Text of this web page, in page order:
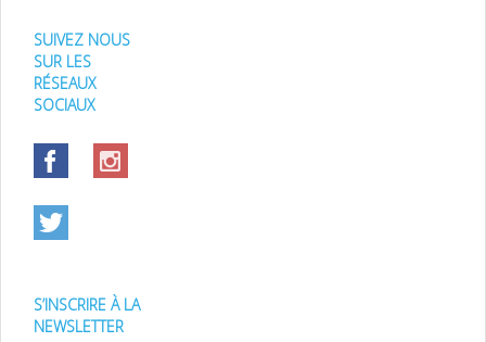
SUIVEZ NOUS
SUR LES
RÉSEAUX
SOCIAUX
S’INSCRIRE À LA
NEWSLETTER